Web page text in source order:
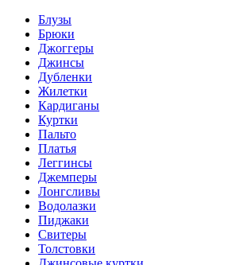
Блузы
Брюки
Джоггеры
Джинсы
Дубленки
Жилетки
Кардиганы
Куртки
Пальто
Платья
Леггинсы
Джемперы
Лонгсливы
Водолазки
Пиджаки
Свитеры
Толстовки